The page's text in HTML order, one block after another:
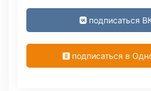
подписаться
подписаться в